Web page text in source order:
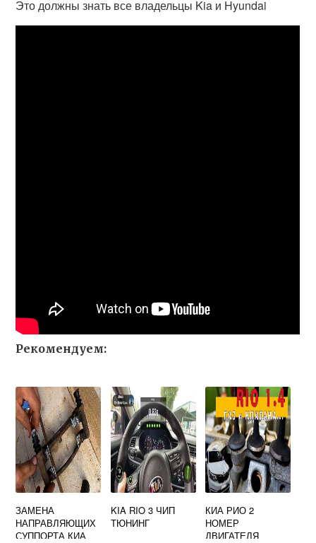
Это должны знать все владельцы Kia и Hyundai
Рекомендуем:
ЗАМЕНА
НАПРАВЛЯЮЩИХ
СУППОРТА КИА
KIA RIO 3 ЧИП
ТЮНИНГ
КИА РИО 2
НОМЕР
ДВИГАТЕЛЯ